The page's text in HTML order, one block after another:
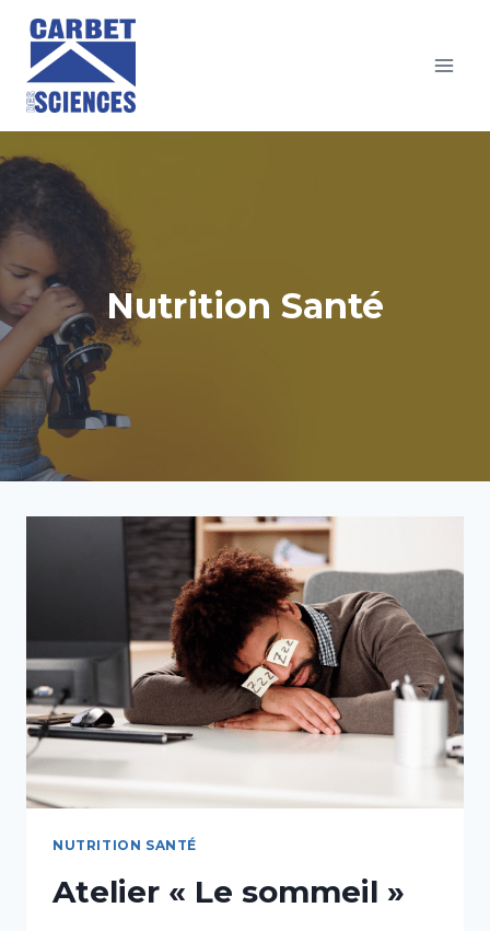
Aller
contenu
Nutrition Santé
NUTRITION SANTÉ
Atelier « Le sommeil »